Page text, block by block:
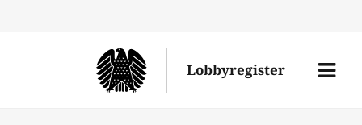
Lobbyregister
Menü